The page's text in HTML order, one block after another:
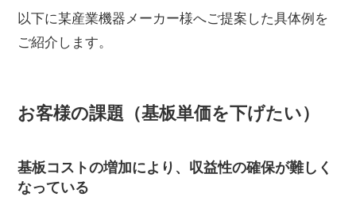
以下に某産業機器メーカー様へご提案した具体例を
ご紹介します。
お客様の課題（基板単価を下げたい）
基板コストの増加により、収益性の確保が難しく
なっている